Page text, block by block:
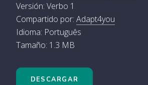
Versión: Verbo 1
Compartido por: Adapt4you
Idioma: Português
Tamaño: 1.3 MB
DESCARGAR